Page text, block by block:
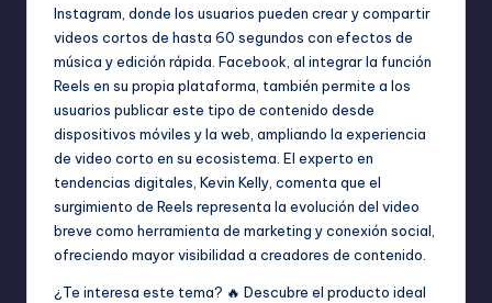
Instagram, donde los usuarios pueden crear y compartir
videos cortos de hasta 60 segundos con efectos de
música y edición rápida. Facebook, al integrar la función
Reels en su propia plataforma, también permite a los
usuarios publicar este tipo de contenido desde
dispositivos móviles y la web, ampliando la experiencia
de video corto en su ecosistema. El experto en
tendencias digitales, Kevin Kelly, comenta que el
surgimiento de Reels representa la evolución del video
breve como herramienta de marketing y conexión social,
ofreciendo mayor visibilidad a creadores de contenido.
¿Te interesa este tema? 🔥 Descubre el producto ideal